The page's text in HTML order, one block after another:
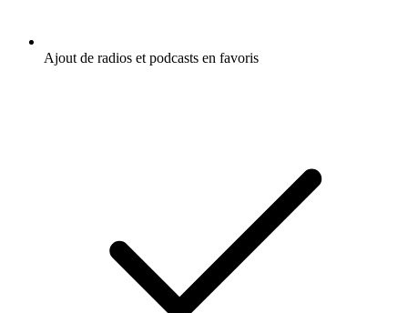
Ajout de radios et podcasts en favoris